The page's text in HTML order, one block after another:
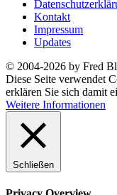
Kontakt
Impressum
Updates
© 2004-2026 by Fred
Diese Seite verwendet
erklären Sie sich damit
Weitere Informationen
Schließen